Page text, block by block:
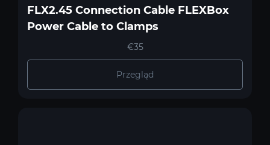
FLX2.45 Connection Cable FLEXBox
Power Cable to Clamps
€35
Przegląd